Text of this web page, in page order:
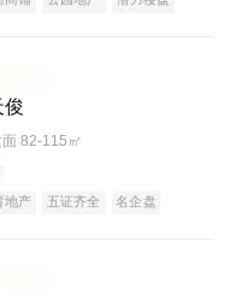
俊
82-115㎡
地产 五证齐全 名企盘